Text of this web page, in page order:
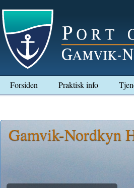
Forsiden Praktisk info
Gamvik-Nordkyn